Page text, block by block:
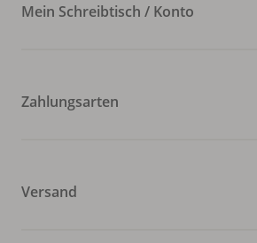
Mein Schreibtisch / Konto
Zahlungsarten
Versand